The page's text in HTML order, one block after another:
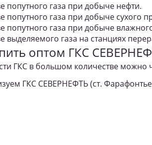
попутного газа при добыче нефти.
попутного газа при добыче сухого
попутного газа при добыче
выделяемого газа на станциях
оптом ГКС
ГКС в большом количестве можно
ГКС СЕВЕРНЕФТЬ (ст.